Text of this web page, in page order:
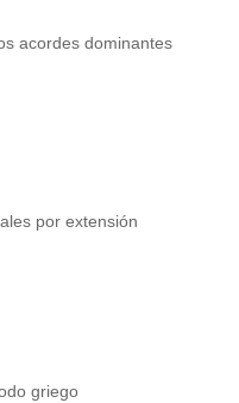
acordes dominantes
por extensión
griego